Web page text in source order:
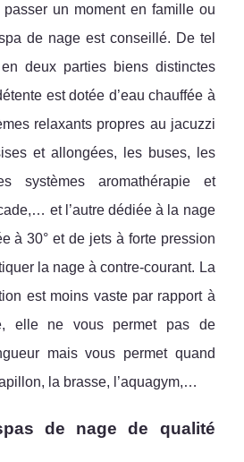
un moment en famille ou
de nage est conseillé. De tel
deux parties biens distinctes
est dotée d’eau chauffée à
relaxants propres au jacuzzi
et allongées, les buses, les
systèmes aromathérapie et
et l’autre dédiée à la nage
à 30° et de jets à forte pression
la nage à contre-courant. La
est moins vaste par rapport à
elle ne vous permet pas de
mais vous permet quand
la brasse, l’aquagym,…
de nage de qualité